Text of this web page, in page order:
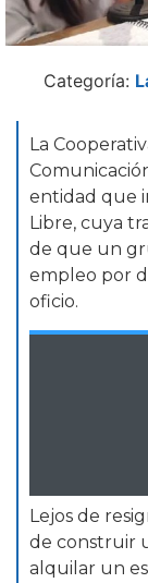
Categoría:
La
entidad que
Libre, cuya
de que un
empleo por
oficio.
Lejos de
de construir
alquilar un